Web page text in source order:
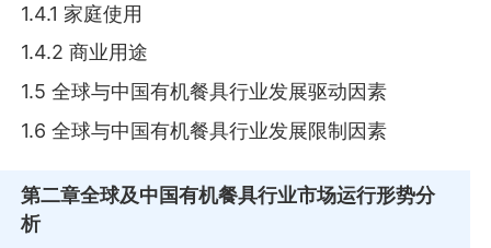
1.4.1 家庭使用
1.4.2 商业用途
1.5 全球与中国有机餐具行业发展驱动因素
1.6 全球与中国有机餐具行业发展限制因素
第二章全球及中国有机餐具行业市场运行形势分
析